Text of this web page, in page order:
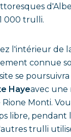
000 trulli.
l'intérieur de
connue
se
Hayeavec une
Monti.
libre, pendant
trulli